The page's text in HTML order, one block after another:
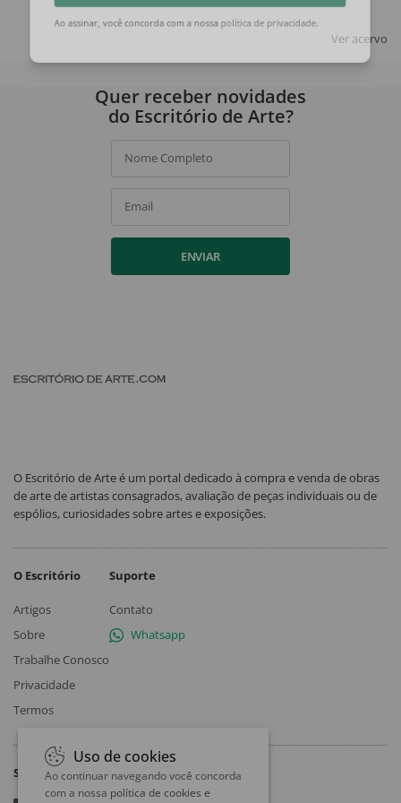
Ver acervo
ASSINAR
Quer receber novidades
do Escritório de Arte?
Nome Completo
Email
ENVIAR
O Escritório de Arte é um portal dedicado à compra e venda de obras
de arte de artistas consagrados, avaliação de peças individuais ou de
espólios, curiosidades sobre artes e exposições.
O Escritório
Artigos
Sobre
Trabalhe Conosco
Privacidade
Termos
Suporte
Contato
Whatsapp
Siga
Uso de cookies
Ao continuar navegando você concorda
com a nossa política de cookies e